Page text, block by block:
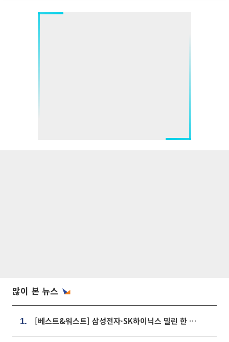
많이 본 뉴스
1. [베스트&워스트] 삼성전자·SK하이닉스 밀린 한 주…상상인증권은 85% 급등